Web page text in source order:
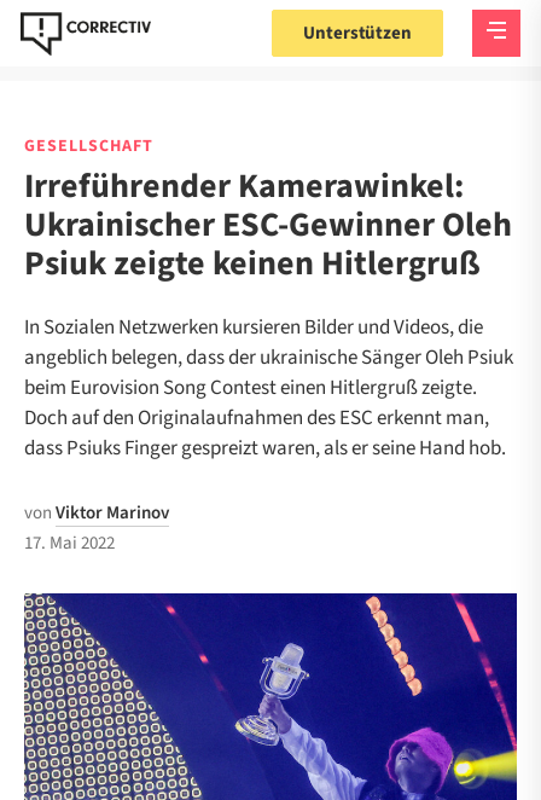
Unterstützen
GESELLSCHAFT
Irreführender Kamerawinkel:
Ukrainischer ESC-Gewinner Oleh
Psiuk zeigte keinen Hitlergruß
In Sozialen Netzwerken kursieren Bilder und Videos, die
angeblich belegen, dass der ukrainische Sänger Oleh Psiuk
beim Eurovision Song Contest einen Hitlergruß zeigte.
Doch auf den Originalaufnahmen des ESC erkennt man,
dass Psiuks Finger gespreizt waren, als er seine Hand hob.
vonViktor Marinov
17. Mai 2022